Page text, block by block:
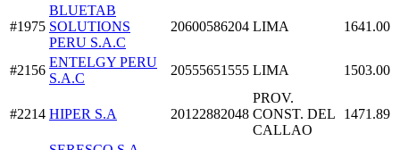
#1975
BLUETAB
SOLUTIONS
PERU S.A.C
20600586204 LIMA 1641.00
#2156
ENTELGY PERU
S.A.C
20555651555 LIMA 1503.00
#2214 HIPER S.A 20122882048
PROV.
CONST. DEL
CALLAO
1471.89